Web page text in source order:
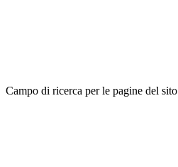
Campo di ricerca per le pagine del sito